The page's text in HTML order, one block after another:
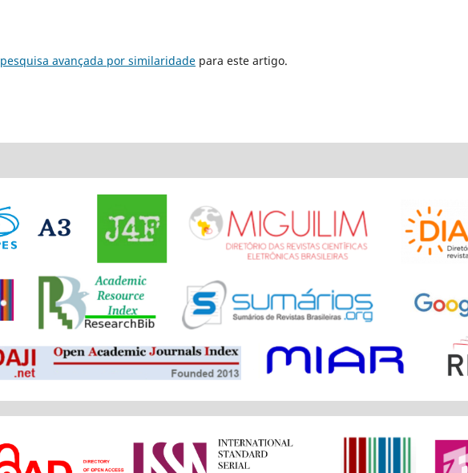
avançada por similaridade para este artigo.